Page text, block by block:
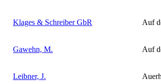
Klages & Schreiber GbR Auf
Gawehn, M. Auf
Leibner, J.